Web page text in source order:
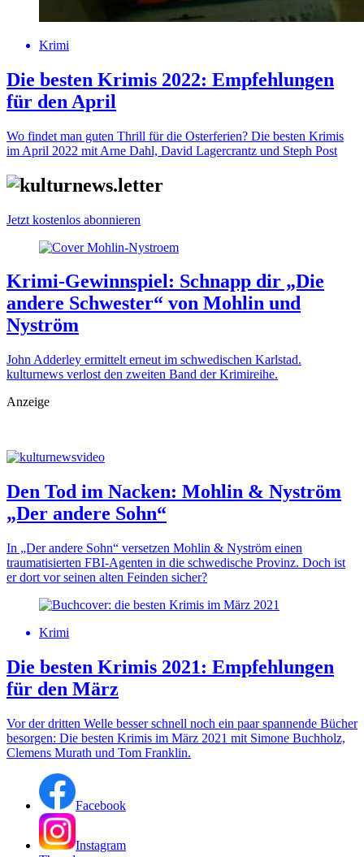
Krimi
Die besten Krimis 2022: Empfehlungen
für den April
Wo findet man guten Thrill für die Osterferien? Die besten Krimis
im April 2022 mit Arne Dahl, David Lagercrantz und Steph Post
Jetzt kostenlos abonnieren
Krimi-Gewinnspiel: Schnapp dir „Die
andere Schwester“ von Mohlin und
Nyström
John Adderley ermittelt erneut im schwedischen Karlstad.
kulturnews verlost den zweiten Band der Krimireihe.
Anzeige
Den Tod im Nacken: Mohlin & Nyström
„Der andere Sohn“
In „Der andere Sohn“ versetzen Mohlin & Nyström einen
traumatisierten FBI-Agenten in die schwedische Provinz. Doch ist
er dort vor seinen alten Feinden sicher?
Krimi
Die besten Krimis 2021: Empfehlungen
für den März
Vor der dritten Welle besser schnell noch ein paar spannende Bücher
besorgen: Die besten Krimis im März 2021 mit Simone Buchholz,
Clemens Murath und Tom Franklin.
Facebook
Instagram